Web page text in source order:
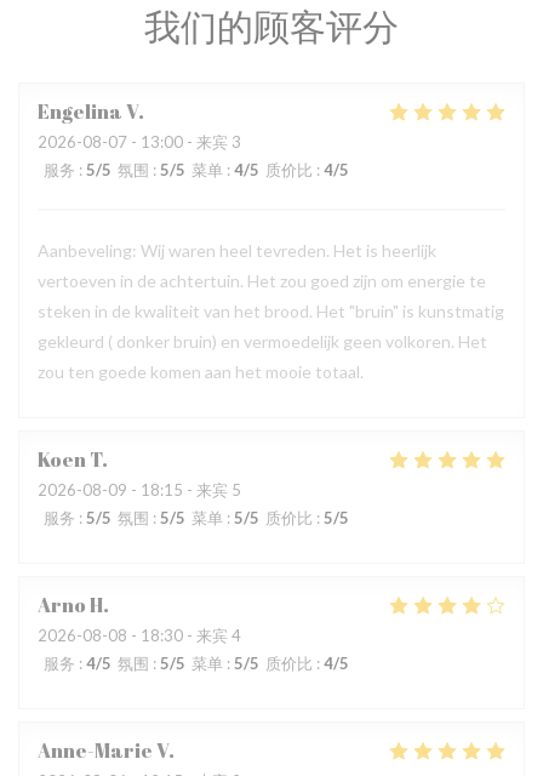
我们的顾客评分
EngelinaV
2026-08-07 - 13:00 - 来宾 3
服务 : 5/5 氛围 : 5/5 菜单 : 4/5 质价比 : 4/5
Aanbeveling: Wij waren heel tevreden. Het is heerlijk
vertoeven in de achtertuin. Het zou goed zijn om energie te
steken in de kwaliteit van het brood. Het "bruin" is kunstmatig
gekleurd ( donker bruin) en vermoedelijk geen volkoren. Het
zou ten goede komen aan het mooie totaal.
KoenT
2026-08-09 - 18:15 - 来宾 5
服务 : 5/5 氛围 : 5/5 菜单 : 5/5 质价比 : 5/5
ArnoH
2026-08-08 - 18:30 - 来宾 4
服务 : 4/5 氛围 : 5/5 菜单 : 5/5 质价比 : 4/5
Anne-MarieV